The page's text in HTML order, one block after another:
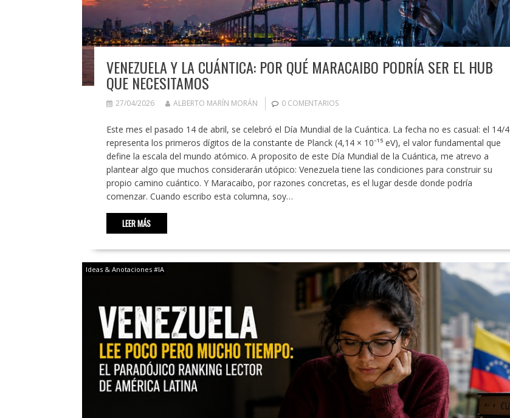
VENEZUELA Y LA CUÁNTICA: POR QUÉ MARACAIBO PODRÍA SER EL HUB
QUE NECESITAMOS
27/04/2026 ALBERTO MARÍN MORÁN 0 COMENTARIOS
Este mes el pasado 14 de abril, se celebró el Día Mundial de la Cuántica. La fecha no es casual: el 14/4
representa los primeros dígitos de la constante de Planck (4,14 × 10⁻¹⁵ eV), el valor fundamental que
define la escala del mundo atómico. A proposito de este Día Mundial de la Cuántica, me atrevo a
plantear algo que muchos considerarán utópico: Venezuela tiene las condiciones para construir su
propio camino cuántico. Y Maracaibo, por razones concretas, es el lugar desde donde podría
comenzar. Cuando escribo esta columna, soy…
LEER MÁS
Ideas & Anotaciones #IA